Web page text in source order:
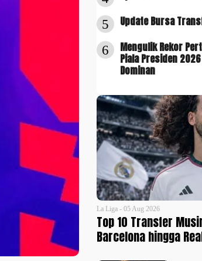
5 Update Bursa
6
Mengulik Rekor
Piala Presiden
Dominan
La Liga - 05 Aug 2026
Top 10 Transfer
Barcelona hingga